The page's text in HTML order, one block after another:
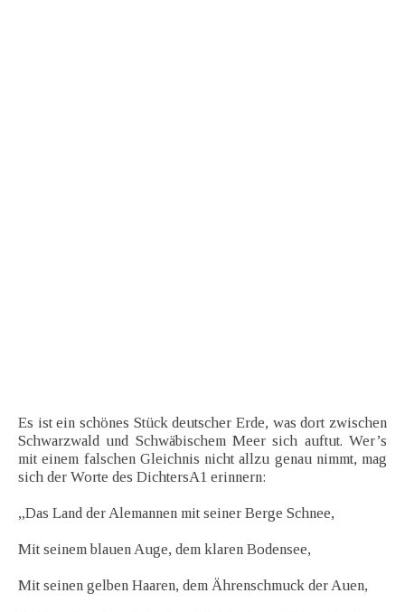
Es ist ein schönes Stück deutscher Erde, was dort zwischen
Schwarzwald und Schwäbischem Meer sich auftut. Wer’s
mit einem falschen Gleichnis nicht allzu genau nimmt, mag
sich der Worte des DichtersA1 erinnern:
„Das Land der Alemannen mit seiner Berge Schnee,
Mit seinem blauen Auge, dem klaren Bodensee,
Mit seinen gelben Haaren, dem Ährenschmuck der Auen,